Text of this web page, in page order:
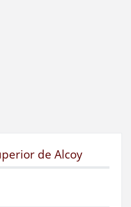
de Alcoy